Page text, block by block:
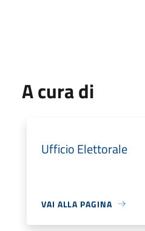
A cura di
Ufficio Elettorale
VAI ALLA PAGINA